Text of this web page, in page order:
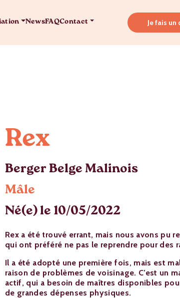
NewsFAQContact Je fais un
Rex
Berger Belge Malinois
Mâle
Né(e) le 10/05/2022
Rex a été trouvé errant, mais nous avons pu
qui ont préféré ne pas le reprendre pour des
Il a été adopté une première fois, mais est
raison de problèmes de voisinage. C’est un
actif, qui a besoin de maîtres disponibles
de grandes dépenses physiques.